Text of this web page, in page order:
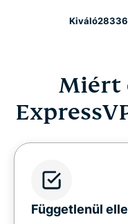
Kiváló28336
Miért
Függetlenül